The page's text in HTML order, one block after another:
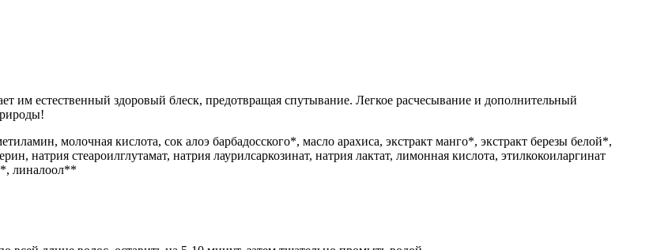
им естественный здоровый блеск, предотвращая спутывание. Легкое расчесывание и дополнительный
молочная кислота, сок алоэ барбадосского*, масло арахиса, экстракт манго*, экстракт березы белой*,
натрия стеароилглутамат, натрия лаурилсаркозинат, натрия лактат, лимонная кислота, этилкокоиларгинат
линалоол**